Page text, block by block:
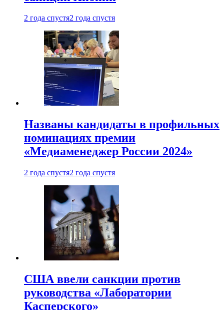
2 года спустя2 года спустя
Названы кандидаты в профильных
номинациях премии
«Медиаменеджер России 2024»
2 года спустя2 года спустя
США ввели санкции против
руководства «Лаборатории
Касперского»